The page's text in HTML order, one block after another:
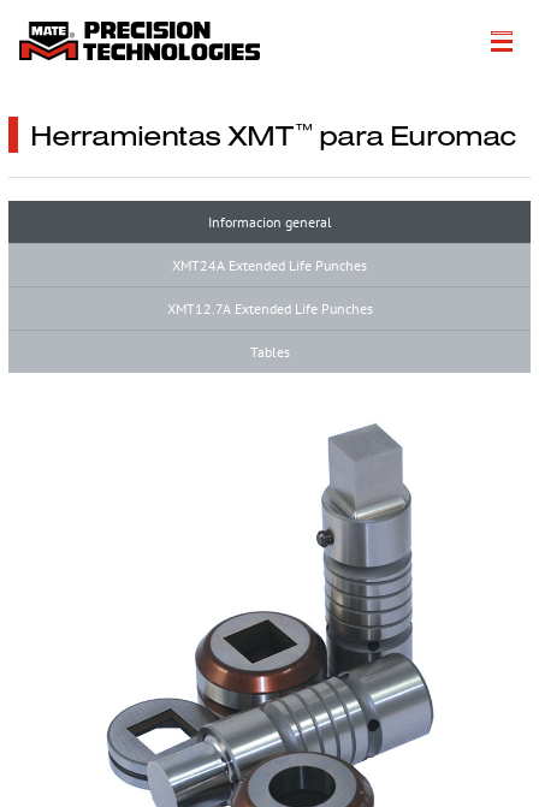
Soluciones de Fabricación
Recursos Técnicos
Herramientas XMT™ para Euromac
Informacion general
XMT24A Extended Life Punches
XMT12.7A Extended Life Punches
Tables